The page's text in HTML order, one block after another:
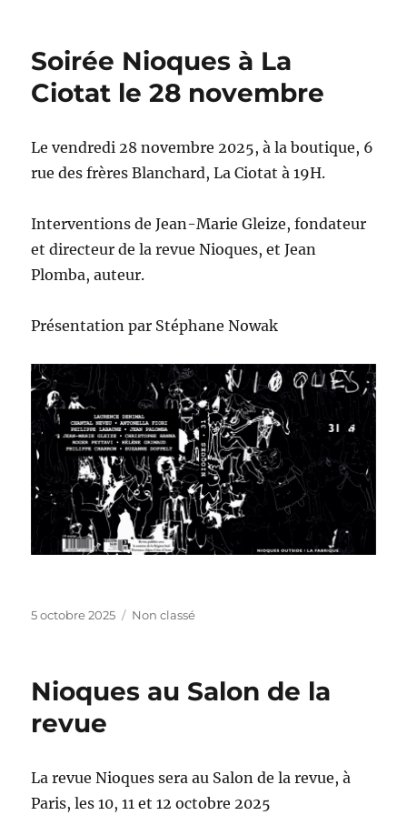
Soirée Nioques à La
Ciotat le 28 novembre
Le vendredi 28 novembre 2025, à la boutique, 6
rue des frères Blanchard, La Ciotat à 19H.
Interventions de Jean-Marie Gleize, fondateur
et directeur de la revue Nioques, et Jean
Plomba, auteur.
Présentation par Stéphane Nowak
Publié
5 octobre 2025 Catégories
Non classé
Nioques au Salon de la
revue
La revue Nioques sera au Salon de la revue, à
Paris, les 10, 11 et 12 octobre 2025